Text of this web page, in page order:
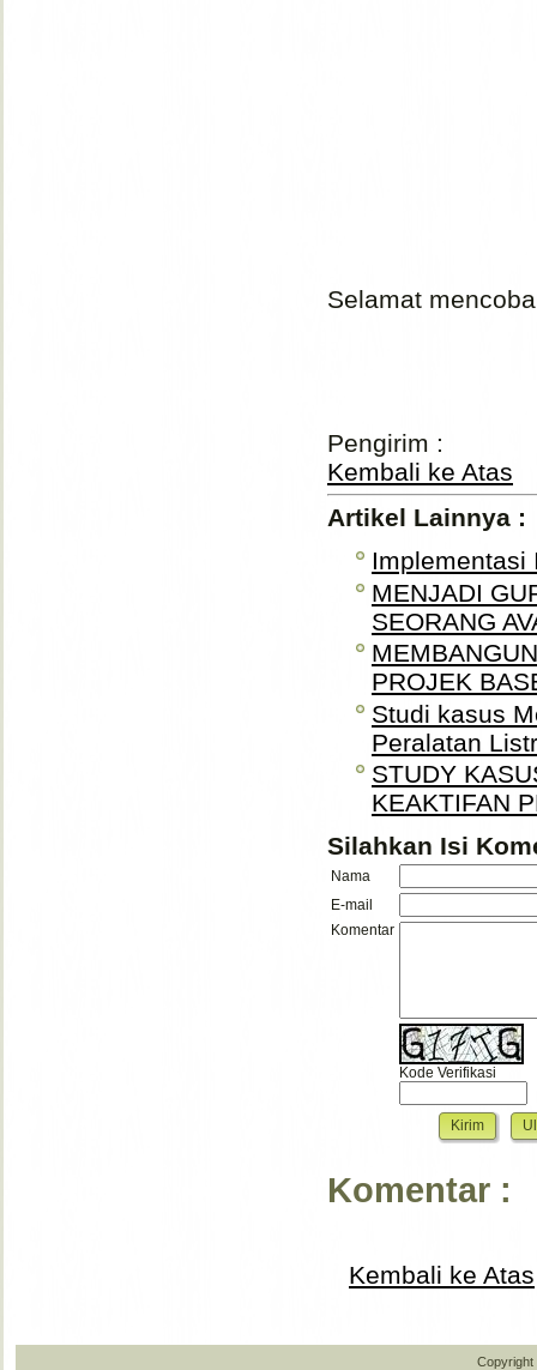
Selamat
Pengirim :
Kembali ke Atas
Artikel Lainnya :
Implementasi
MENJADI
SEORANG
PROJEK
Studi kasus
Peralatan
STUDY
KEAKTIFAN
Silahkan Isi
Nama
E-mail
Komentar
Kode Verifikasi
Komentar :
Kembali ke Atas